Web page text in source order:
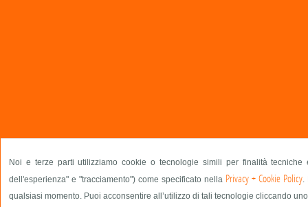
Noi e terze parti utilizziamo cookie o tecnologie simili per finalità
dell'esperienza" e "tracciamento") come specificato nella Privacy + Cookie Policy.
qualsiasi momento. Puoi acconsentire all’utilizzo di tali tecnologie cliccando